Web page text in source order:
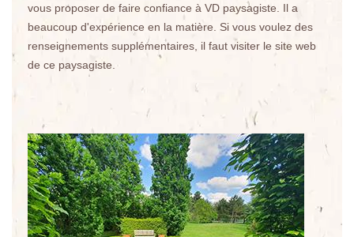
vous proposer de faire confiance à VD paysagiste. Il a
beaucoup d'expérience en la matière. Si vous voulez des
renseignements supplémentaires, il faut visiter le site web
de ce paysagiste.